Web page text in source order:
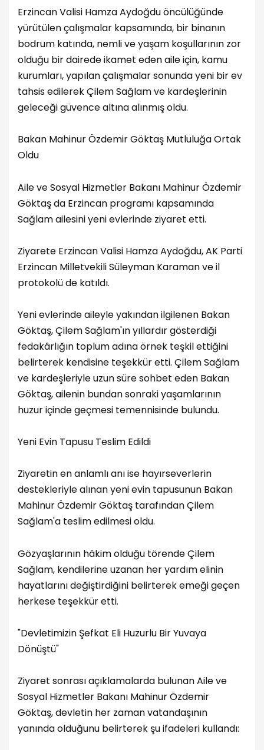
Erzincan Valisi Hamza Aydoğdu öncülüğünde
yürütülen çalışmalar kapsamında, bir binanın
bodrum katında, nemli ve yaşam koşullarının zor
olduğu bir dairede ikamet eden aile için, kamu
kurumları, yapılan çalışmalar sonunda yeni bir ev
tahsis edilerek Çilem Sağlam ve kardeşlerinin
geleceği güvence altına alınmış oldu.
Bakan Mahinur Özdemir Göktaş Mutluluğa Ortak
Oldu
Aile ve Sosyal Hizmetler Bakanı Mahinur Özdemir
Göktaş da Erzincan programı kapsamında
Sağlam ailesini yeni evlerinde ziyaret etti.
Ziyarete Erzincan Valisi Hamza Aydoğdu, AK Parti
Erzincan Milletvekili Süleyman Karaman ve il
protokolü de katıldı.
Yeni evlerinde aileyle yakından ilgilenen Bakan
Göktaş, Çilem Sağlam'ın yıllardır gösterdiği
fedakârlığın toplum adına örnek teşkil ettiğini
belirterek kendisine teşekkür etti. Çilem Sağlam
ve kardeşleriyle uzun süre sohbet eden Bakan
Göktaş, ailenin bundan sonraki yaşamlarının
huzur içinde geçmesi temennisinde bulundu.
Yeni Evin Tapusu Teslim Edildi
Ziyaretin en anlamlı anı ise hayırseverlerin
destekleriyle alınan yeni evin tapusunun Bakan
Mahinur Özdemir Göktaş tarafından Çilem
Sağlam'a teslim edilmesi oldu.
Gözyaşlarının hâkim olduğu törende Çilem
Sağlam, kendilerine uzanan her yardım elinin
hayatlarını değiştirdiğini belirterek emeği geçen
herkese teşekkür etti.
"Devletimizin Şefkat Eli Huzurlu Bir Yuvaya
Dönüştü"
Ziyaret sonrası açıklamalarda bulunan Aile ve
Sosyal Hizmetler Bakanı Mahinur Özdemir
Göktaş, devletin her zaman vatandaşının
yanında olduğunu belirterek şu ifadeleri kullandı: